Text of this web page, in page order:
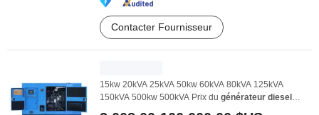
Contacter Fournisseur
15kw 20kVA 25kVA 50kw 60kVA 80kVA 125kVA
150kVA 500kw 500kVA Prix du générateur diesel